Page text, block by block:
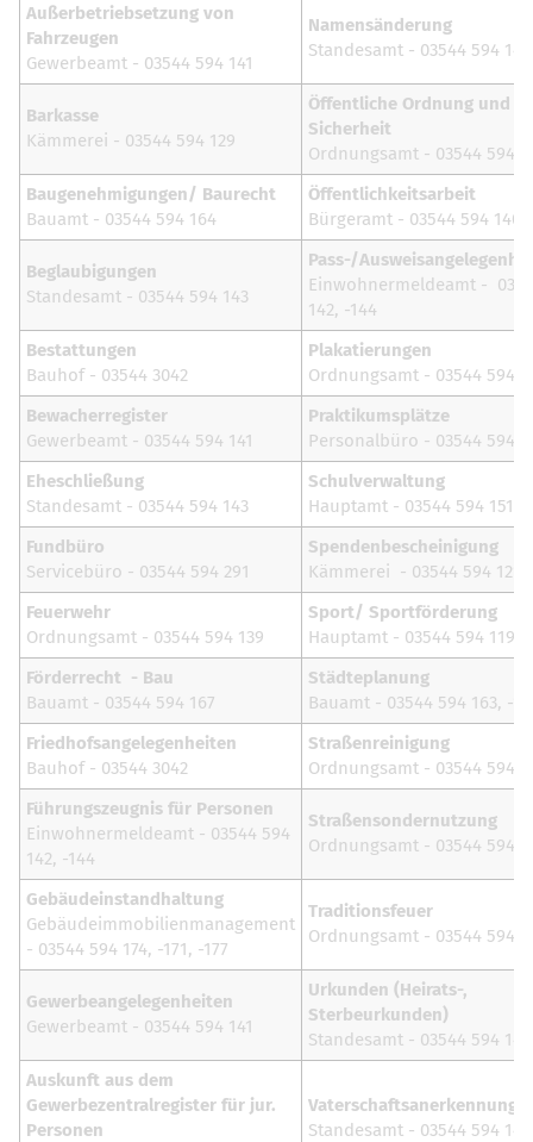
Außerbetriebsetzung von
Fahrzeugen
Gewerbeamt - 03544 594 141
Namensänderung
Standesamt - 03544 594 143
Barkasse
Kämmerei - 03544 594 129
Öffentliche Ordnung und
Sicherheit
Ordnungsamt - 03544 594
Baugenehmigungen/ Baurecht
Bauamt - 03544 594 164
Öffentlichkeitsarbeit
Bürgeramt - 03544 594 140
Beglaubigungen
Standesamt - 03544 594 143
Pass-/
Einwohnermeldeamt -
142, -144
Bestattungen
Bauhof - 03544 3042
Plakatierungen
Ordnungsamt - 03544 594
Bewacherregister
Gewerbeamt - 03544 594 141
Praktikumsplätze
Personalbüro - 03544 594
Eheschließung
Standesamt - 03544 594 143
Schulverwaltung
Hauptamt - 03544 594 151
Fundbüro
Servicebüro - 03544 594 291
Spendenbescheinigung
Kämmerei - 03544 594 121
Feuerwehr
Ordnungsamt - 03544 594 139
Sport/ Sportförderung
Hauptamt - 03544 594 119
Förderrecht - Bau
Bauamt - 03544 594 167
Städteplanung
Bauamt - 03544 594 163, -
Friedhofsangelegenheiten
Bauhof - 03544 3042
Straßenreinigung
Ordnungsamt - 03544 594
Führungszeugnis für Personen
Einwohnermeldeamt - 03544 594
142, -144
Straßensondernutzung
Ordnungsamt - 03544 594
Gebäudeinstandhaltung
Gebäudeimmobilienmanagement
- 03544 594 174, -171, -177
Traditionsfeuer
Ordnungsamt - 03544 594
Gewerbeangelegenheiten
Gewerbeamt - 03544 594 141
Urkunden (Heirats-,
Sterbeurkunden)
Standesamt - 03544 594 143
Auskunft aus dem
Gewerbezentralregister für jur.
Personen
Vaterschaftsanerkennung
Standesamt - 03544 594 143